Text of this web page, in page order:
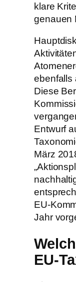
klare
genauen
ebenfalls
Diese
Entwurf
März
EU-
Jahr
EU-